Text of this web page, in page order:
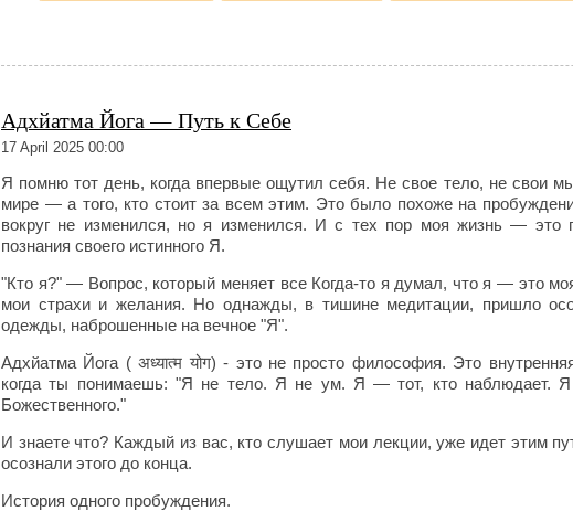
Адхйатма Йога — Путь к Себе
17 April 2025 00:00
Я помню тот день, когда впервые ощутил себя. Не свое тело, не свои
мире — а того, кто стоит за всем этим. Это было похоже на
вокруг не изменился, но я изменился. И с тех пор моя жизнь — это
познания своего истинного Я.
"Кто я?" — Вопрос, который меняет все Когда-то я думал, что я — это
мои страхи и желания. Но однажды, в тишине медитации, пришло
одежды, наброшенные на вечное "Я".
Адхйатма Йога ( अध्यात्म योग) - это не просто философия. Это
когда ты понимаешь: "Я не тело. Я не ум. Я — тот, кто наблюдает.
Божественного."
И знаете что? Каждый из вас, кто слушает мои лекции, уже идет этим
осознали этого до конца.
История одного пробуждения.